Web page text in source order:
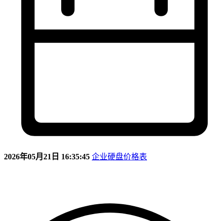
2026年05月21日 16:35:45 企业硬盘价格表